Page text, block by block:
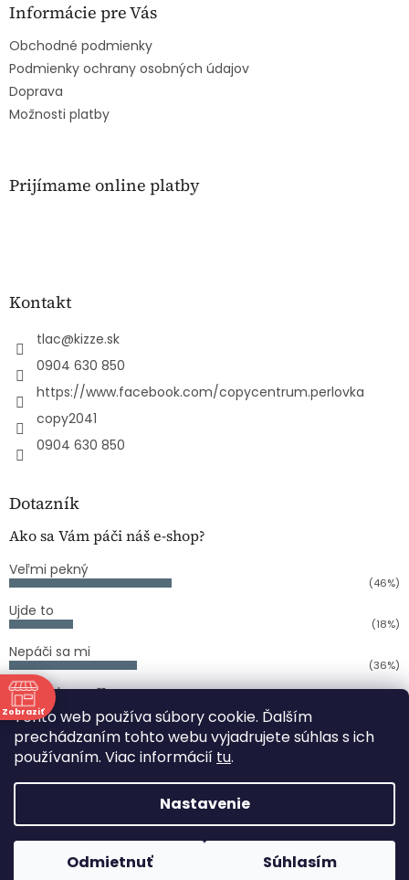
Tento web používa súbory cookie. Ďalším
prechádzaním tohto webu vyjadrujete súhlas s ich
používaním. Viac informácií tu.
Nastavenie
Odmietnuť Súhlasím
Informácie pre Vás
Obchodné podmienky
Podmienky ochrany osobných údajov
Doprava
Možnosti platby
Prijímame online platby
Kontakt
tlac@kizze.sk
0904 630 850
https://www.facebook.com/copycentrum.perlovka
copy2041
0904 630 850
Dotazník
Ako sa Vám páči náš e-shop?
Veľmi pekný
(46%)
Ujde to
(18%)
Nepáči sa mi
(36%)
Počet hlasov:11
Copyright 2026COPY CENTRUM PAPIERNICTVO
PERLOVKA. Všetky práva vyhradené.Upraviť nastavenie
Zobraziť